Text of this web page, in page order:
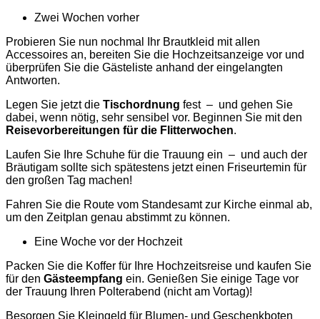
Zwei Wochen vorher
Probieren Sie nun nochmal Ihr Brautkleid mit allen
Accessoires an, bereiten Sie die Hochzeitsanzeige vor und
überprüfen Sie die Gästeliste anhand der eingelangten
Antworten.
Legen Sie jetzt die Tischordnung fest – und gehen Sie
dabei, wenn nötig, sehr sensibel vor. Beginnen Sie mit den
Reisevorbereitungen für die Flitterwochen.
Laufen Sie Ihre Schuhe für die Trauung ein – und auch der
Bräutigam sollte sich spätestens jetzt einen Friseurtemin für
den großen Tag machen!
Fahren Sie die Route vom Standesamt zur Kirche einmal ab,
um den Zeitplan genau abstimmt zu können.
Eine Woche vor der Hochzeit
Packen Sie die Koffer für Ihre Hochzeitsreise und kaufen Sie
für den Gästeempfang ein. Genießen Sie einige Tage vor
der Trauung Ihren Polterabend (nicht am Vortag)!
Besorgen Sie Kleingeld für Blumen- und Geschenkboten